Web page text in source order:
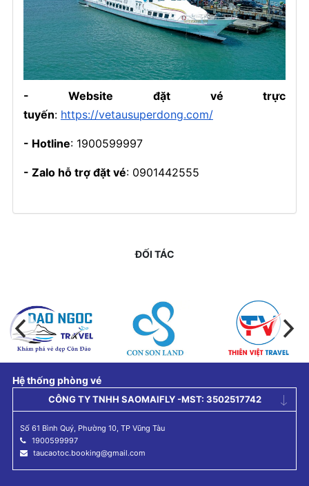
- Website đặt vé trực
tuyến: https://vetausuperdong.com/
- Hotline: 1900599997
- Zalo hỗ trợ đặt vé: 0901442555
ĐỐI TÁC
Hệ thống phòng vé
CÔNG TY TNHH SAOMAIFLY -MST: 3502517742
Số 61 Bình Quý, Phường 10, TP Vũng Tàu
1900599997
taucaotoc.booking@gmail.com